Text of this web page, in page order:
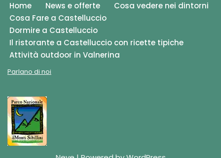
Home News e offerte
Cosa vedere nei dintorni
Cosa Fare a Castelluccio
Dormire a Castelluccio
Il ristorante a Castelluccio con ricette tipiche
Attività outdoor in Valnerina
Parlano di noi